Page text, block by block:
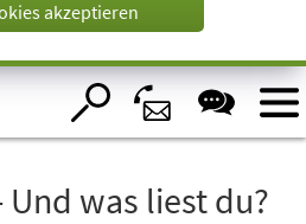
akzeptieren
was liest du?